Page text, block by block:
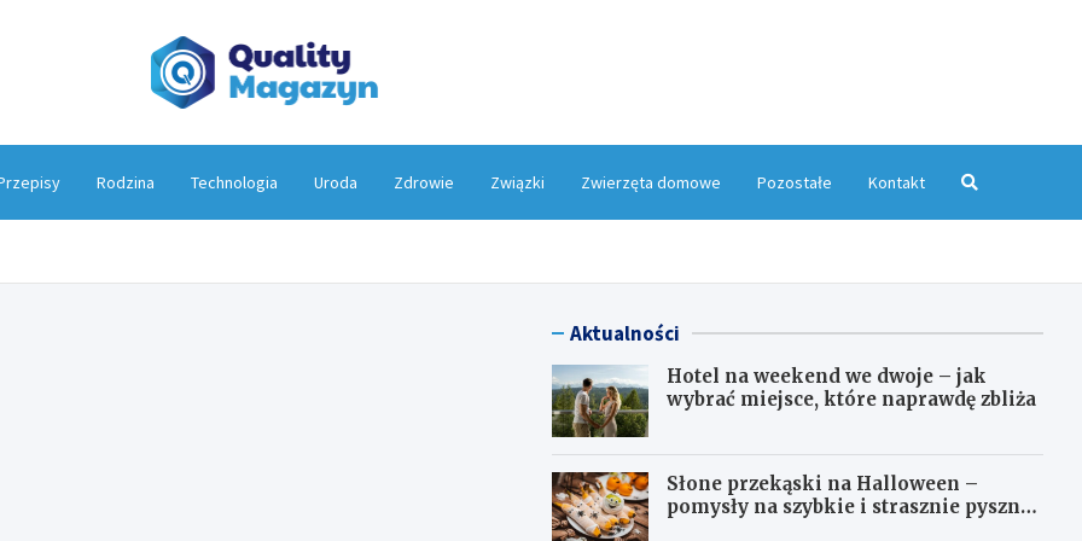
Rodzina Technologia Uroda Zdrowie Związki Zwierzęta domowe Pozostałe Kontakt
Aktualności
Hotel na weekend we dwoje – jak
wybrać miejsce, które naprawdę zbliża
Słone przekąski na Halloween –
pomysły na szybkie i strasznie pyszne